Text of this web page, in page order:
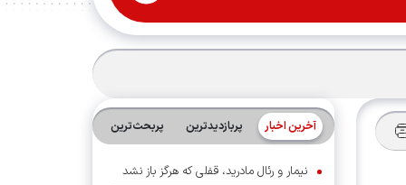
آخرین اخبار پربازدیدترین پربحث‌ترین‌
نیمار و رئال مادرید، قفلی که هرگز باز نشد